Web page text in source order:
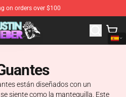
on orders over $100
Justin Bieber Merchandise
están diseñados con un
siente como la mantequilla. Este